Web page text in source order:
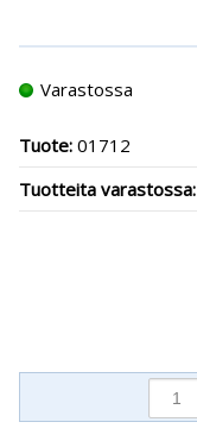
Varastossa
Tuote: 01712
Tuotteita varastossa: